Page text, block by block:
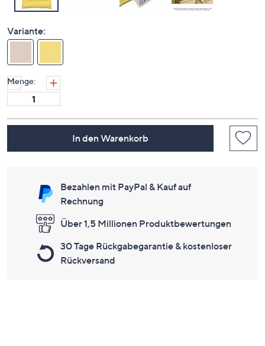
Variante:
Menge:
In den Warenkorb
Bezahlen mit PayPal & Kauf auf
Rechnung
Über 1,5 Millionen Produktbewertungen
30 Tage Rückgabegarantie & kostenloser
Rückversand